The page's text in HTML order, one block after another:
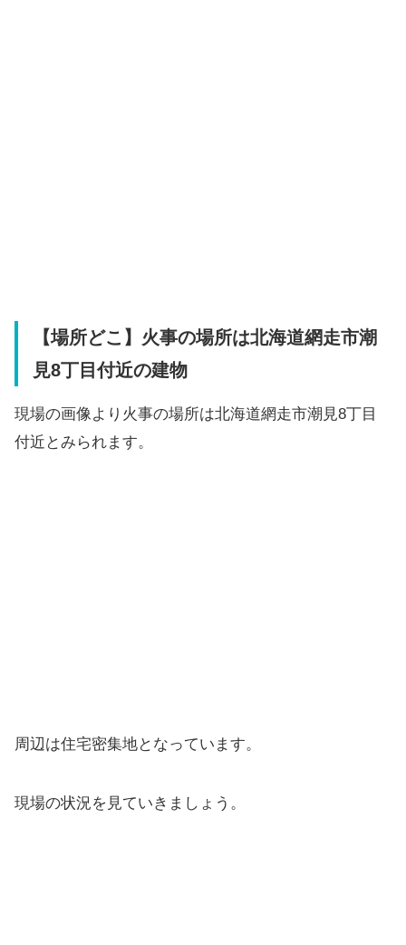
【場所どこ】火事の場所は北海道網走市潮
見8丁目付近の建物
現場の画像より火事の場所は北海道網走市潮見8丁目
付近とみられます。
周辺は住宅密集地となっています。
現場の状況を見ていきましょう。